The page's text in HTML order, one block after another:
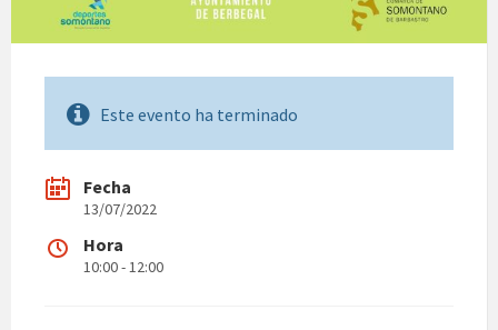
Este evento ha terminado
Fecha
13/07/2022
Hora
10:00 - 12:00